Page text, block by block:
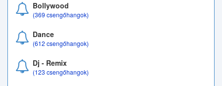
Bollywood
(369 csengőhangok)
Dance
(612 csengőhangok)
Dj - Remix
(123 csengőhangok)